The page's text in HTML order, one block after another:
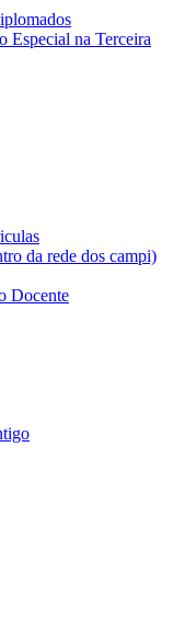
Especial na Terceira
da rede dos campi)
Docente